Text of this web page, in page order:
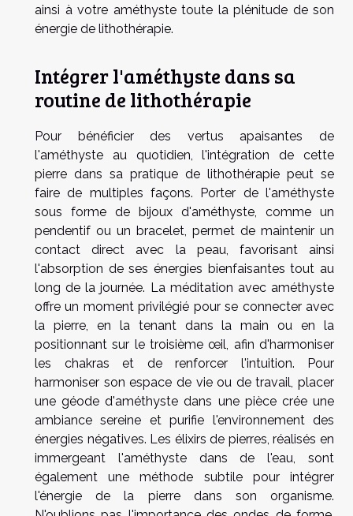
ainsi à votre améthyste toute la plénitude de son
énergie de lithothérapie.
Intégrer l'améthyste dans sa
routine de lithothérapie
Pour bénéficier des vertus apaisantes de
l'améthyste au quotidien, l'intégration de cette
pierre dans sa pratique de lithothérapie peut se
faire de multiples façons. Porter de l'améthyste
sous forme de bijoux d'améthyste, comme un
pendentif ou un bracelet, permet de maintenir un
contact direct avec la peau, favorisant ainsi
l'absorption de ses énergies bienfaisantes tout au
long de la journée. La méditation avec améthyste
offre un moment privilégié pour se connecter avec
la pierre, en la tenant dans la main ou en la
positionnant sur le troisième œil, afin d'harmoniser
les chakras et de renforcer l'intuition. Pour
harmoniser son espace de vie ou de travail, placer
une géode d'améthyste dans une pièce crée une
ambiance sereine et purifie l'environnement des
énergies négatives. Les élixirs de pierres, réalisés en
immergeant l'améthyste dans de l'eau, sont
également une méthode subtile pour intégrer
l'énergie de la pierre dans son organisme.